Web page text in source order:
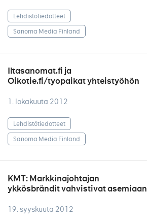
Lehdistötiedotteet
Sanoma Media Finland
Iltasanomat.fi ja
Oikotie.fi/tyopaikat yhteistyöhön
1. lokakuuta 2012
Lehdistötiedotteet
Sanoma Media Finland
KMT: Markkinajohtajan
ykkösbrändit vahvistivat asemiaan
19. syyskuuta 2012